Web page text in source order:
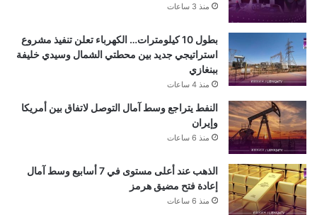
منذ 3 ساعات
بطول 10 كيلومترات… الكهرباء تعلن تنفيذ مشروع
استراتيجي جديد بين محطتي الشمال وسيدي خليفة
ببنغازي
منذ 4 ساعات
النفط يتراجع وسط آمال التوصل لاتفاق بين أمريكا
وإيران
منذ 6 ساعات
الذهب عند أعلى مستوى في 7 أسابيع وسط آمال
إعادة فتح مضيق هرمز
منذ 6 ساعات